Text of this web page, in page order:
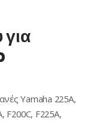
Yamaha 225A,
F200C, F225A,